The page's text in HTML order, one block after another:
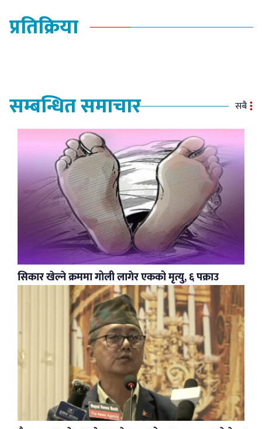
प्रतिक्रिया
सम्बन्धित समाचार सबै
सिकार खेल्ने क्रममा गोली लागेर एकको मृत्यु, ६ पक्राउ